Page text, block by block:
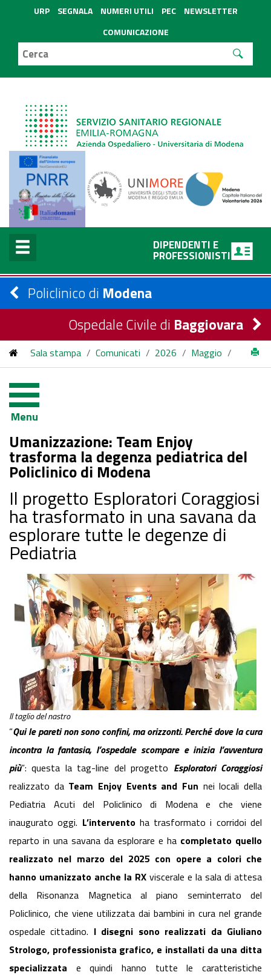
URP SEGNALA NUMERI UTILI PEC
NEWSLETTER
COMUNICAZIONE
DIPENDENTI E
PROFESSIONISTI
Policlinico di Modena
Ospedale Civile di Baggiovara
Sala stampa / Comunicati / 2026 / Maggio /
del Policlinico di Modena
Menu
Umanizzazione: Team Enjoy
trasforma la degenza pediatrica del
Policlinico di Modena
Il progetto Esploratori Coraggiosi
ha trasformato in una savana da
esplorare tutte le degenze di
Pediatria
Il taglio del nastro
“Qui le pareti non sono confini, ma orizzonti. Perché dove la cura
incontra la fantasia, l’ospedale scompare e inizia l’avventura
più”: questa la tag-line del progetto Esploratori Coraggiosi
realizzato da Team Enjoy Events and Fun nei locali della
Pediatria Acuti del Policlinico di Modena e che viene
inaugurato oggi. L’intervento ha trasformato i corridoi del
reparto in una savana da esplorare e ha completato quello
realizzato nel marzo del 2025 con opere a colori che
hanno umanizzato anche la RX viscerale e la sala di attesa
della Risonanza Magnetica al piano seminterrato del
Policlinico, che viene utilizzata dai bambini in cura nel grande
ospedale cittadino. I disegni sono realizzati da Giuliano
Strologo, professionista grafico, e installati da una ditta
specializzata e quindi hanno tutte le caratteristiche